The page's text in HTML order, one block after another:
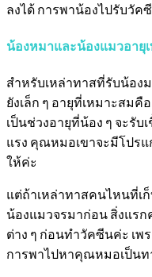
ลงได้ การพาน้องไปรับวัค
น้องหมาและน้องแมวอายุ
สำหรับเหล่าทาสที่รับน้อง
ยังเล็ก ๆ อายุที่เหมาะสมคื
เป็นช่วงอายุที่น้อง ๆ จะรั
แรง คุณหมอเขาจะมีโปร
ให้ค่ะ
แต่ถ้าเหล่าทาสคนไหนที่เ
น้องแมวจรมาก่อน สิ่งแร
ต่าง ๆ ก่อนทำวัคซีนค่ะ เพ
การพาไปหาคุณหมอเป็นท